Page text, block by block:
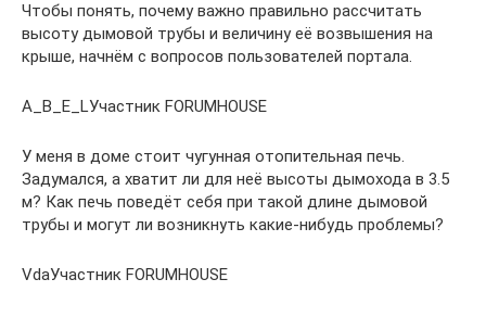
Чтобы понять, почему важно правильно рассчитать
высоту дымовой трубы и величину её возвышения на
крыше, начнём с вопросов пользователей портала.
A_B_E_LУчастник FORUMHOUSE
У меня в доме стоит чугунная отопительная печь.
Задумался, а хватит ли для неё высоты дымохода в 3.5
м? Как печь поведёт себя при такой длине дымовой
трубы и могут ли возникнуть какие-нибудь проблемы?
VdaУчастник FORUMHOUSE